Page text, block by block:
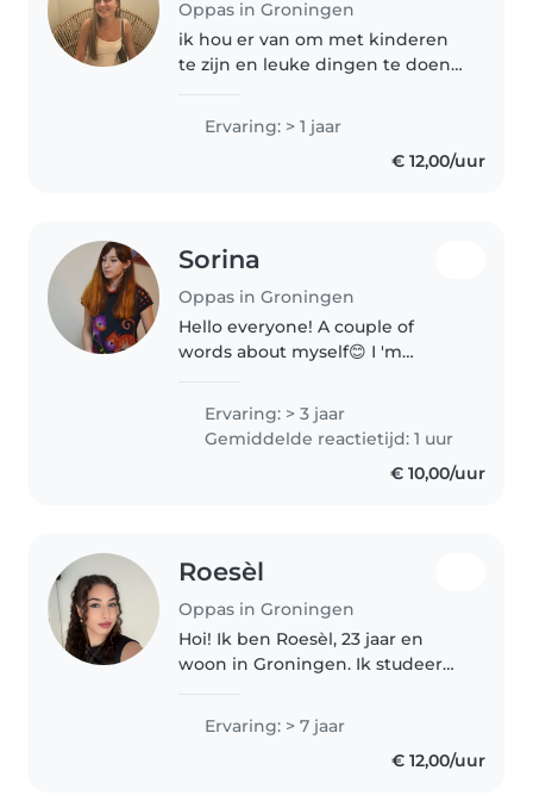
Oppas in Groningen
ik hou er van om met kinderen
te zijn en leuke dingen te doen,
buiten spelen, binnen spelen.
alles om het gezellig te houden.
ik weet goed hoe ik met..
Ervaring: > 1 jaar
€ 12,00/uur
Sorina
Oppas in Groningen
Hello everyone! A couple of
words about myself😊 I 'm
empathetic childcare provider in
my 30s . I have a Master's in
Technics and Strategies of
Ervaring: > 3 jaar
Gemiddelde reactietijd: 1 uur
€ 10,00/uur
Roesèl
Oppas in Groningen
Hoi! Ik ben Roesèl, 23 jaar en
woon in Groningen. Ik studeer
ben spontaan, lief en zorgzaam
en vind het leuk om met
kinderen bezig te zijn. Zelf heb
Ervaring: > 7 jaar
€ 12,00/uur